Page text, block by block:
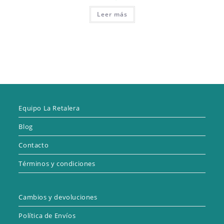
original
era:
4,50 €.
Leer más
Equipo La Retalera
Blog
Contacto
Términos y condiciones
Cambios y devoluciones
Política de Envíos